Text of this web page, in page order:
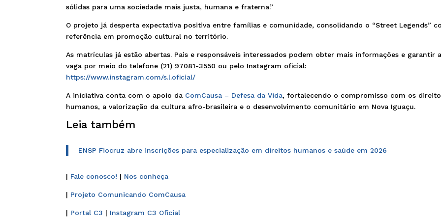
sólidas para uma sociedade mais justa, humana e fraterna.”
O projeto já desperta expectativa positiva entre famílias e comunidade, consolidando o “Street Legends”
referência em promoção cultural no território.
As matrículas já estão abertas. Pais e responsáveis interessados podem obter mais informações e garantir a
vaga por meio do telefone (21) 97081-3550 ou pelo Instagram oficial:
https://www.instagram.com/s.l.oficial/
A iniciativa conta com o apoio da ComCausa – Defesa da Vida, fortalecendo o compromisso com os
humanos, a valorização da cultura afro-brasileira e o desenvolvimento comunitário em Nova Iguaçu.
Leia também
ENSP Fiocruz abre inscrições para especialização em direitos humanos e saúde em 2026
| Fale conosco! | Nos conheça
| Projeto Comunicando ComCausa
| Portal C3 | Instagram C3 Oficial